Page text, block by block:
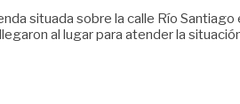
situada sobre la calle Río
al lugar para atender la